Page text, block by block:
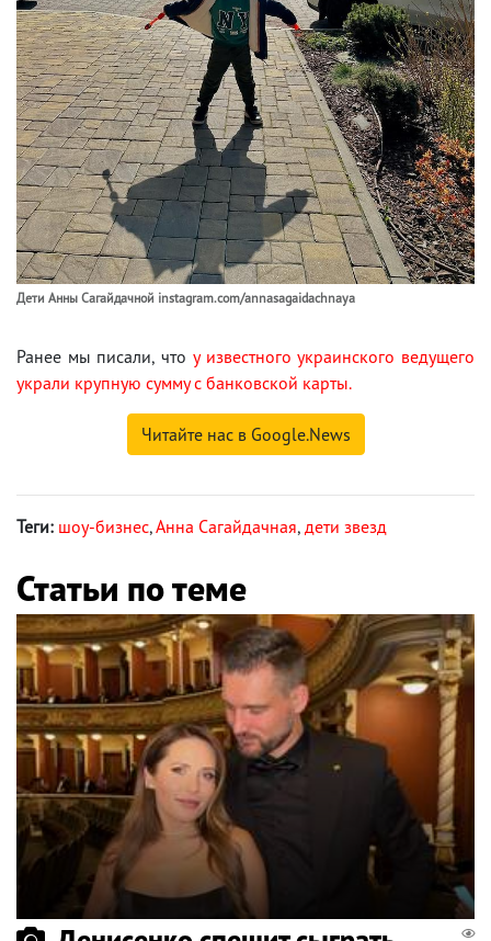
Дети Анны Сагайдачной instagram.com/annasagaidachnaya
Ранее мы писали, что у известного украинского ведущего
украли крупную сумму с банковской карты.
Читайте нас в Google.News
Теги: шоу-бизнес,Анна Сагайдачная, дети звезд
Статьи по теме